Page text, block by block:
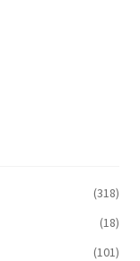
(318)
(18)
(101)